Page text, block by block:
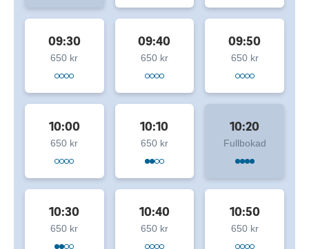
09:30
650 kr
09:40
650 kr
09:50
650 kr
10:00
650 kr
10:10
650 kr
10:20
Fullbokad
10:30
650 kr
10:40
650 kr
10:50
650 kr